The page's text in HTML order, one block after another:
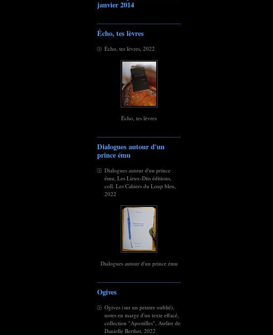
janvier 2014
Écho, tes lèvres
Écho, tes lèvres, 2022
Écho, tes lèvres
Dialogues autour d'un
prince ému
Dialogues autour d'un prince
ému, Les Lieux-Dits éditions,
coll. Les Cahiers du Loup bleu,
2022
Dialogues autour d'un prince ému
Ogives
Ogives (sur un peintre oublié),
notes en marge d'un texte effacé,
collection "Apostilles", Atelier de
Danielle Berthet, 2022